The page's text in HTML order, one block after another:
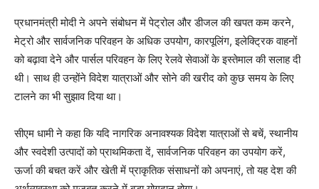
प्रधानमंत्री मोदी ने अपने संबोधन में पेट्रोल और डीजल की खपत कम करने,
मेट्रो और सार्वजनिक परिवहन के अधिक उपयोग, कारपूलिंग, इलेक्ट्रिक वाहनों
को बढ़ावा देने और पार्सल परिवहन के लिए रेलवे सेवाओं के इस्तेमाल की सलाह दी
थी। साथ ही उन्होंने विदेश यात्राओं और सोने की खरीद को कुछ समय के लिए
टालने का भी सुझाव दिया था।
सीएम धामी ने कहा कि यदि नागरिक अनावश्यक विदेश यात्राओं से बचें, स्थानीय
और स्वदेशी उत्पादों को प्राथमिकता दें, सार्वजनिक परिवहन का उपयोग करें,
ऊर्जा की बचत करें और खेती में प्राकृतिक संसाधनों को अपनाएं, तो यह देश की